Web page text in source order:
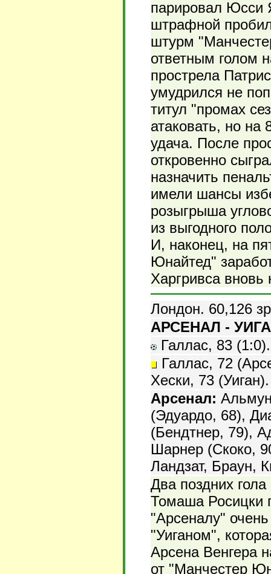
парировал Юсси
штрафной
штурм
ответным голом
прострела
умудрился не
титул "промах
атаковать, но на
удача. После
откровенно
назначить
имели шансы
розыгрыша
из выгодного
И, наконец, на
Юнайтед"
Харгривса вновь
Лондон. 60,126
АРСЕНАЛ -
Галлас, 83
Галлас, 72
Хески, 73 (Уиган).
Арсенал:
(Эдуардо, 68),
(Бендтнер, 79),
Шарнер (Скоко,
Ландзат, Браун,
Два поздних
Томаша Росицки
"Арсеналу"
"Уиганом",
Арсена Венгера
от "Манчестер